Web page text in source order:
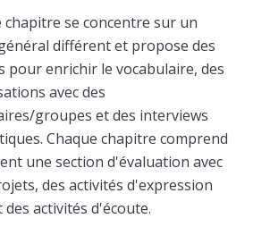
chapitre se concentre sur un
différent et propose des
pour enrichir le vocabulaire, des
avec des
groupes et des interviews
Chaque chapitre comprend
une section d'évaluation avec
des activités d'expression
des activités d'écoute.